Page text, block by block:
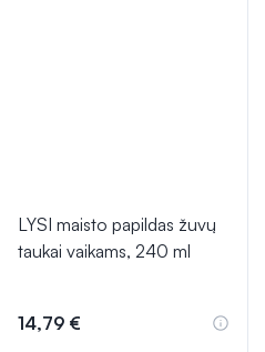
LYSI maisto papildas žuvų
taukai vaikams, 240 ml
14,79 €